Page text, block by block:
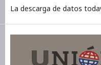
La descarga de datos